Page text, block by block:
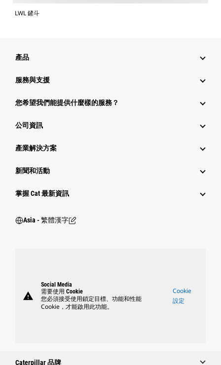
LWL 鏟斗
產品
服務與支援
您希望我們能提供什麼樣的服務？
公司資訊
產業解決方案
新聞和活動
掌握 Cat 最新資訊
Asia - 繁體漢字
warning
Social Media
需要使用 Cookie
您必須接受使用鎖定目標、功能和性能
Cookie，才能啟用此功能。
Cookie
設定
Caterpillar 品牌